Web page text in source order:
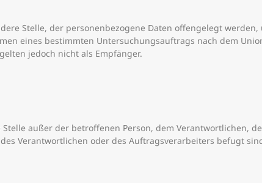
Stelle, der personenbezogene Daten offengelegt
eines bestimmten Untersuchungsauftrags nach dem
jedoch nicht als Empfänger.
außer der betroffenen Person, dem Verantwortlichen,
Verantwortlichen oder des Auftragsverarbeiters befugt